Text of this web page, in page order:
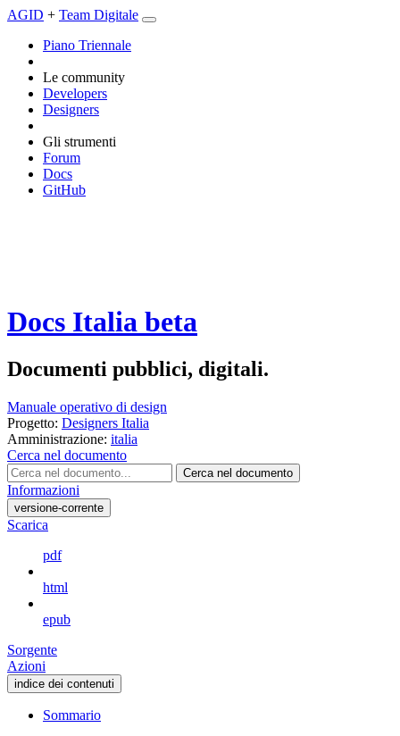
AGID + Team Digitale
Piano Triennale
Le community
Developers
Designers
Gli strumenti
Forum
Docs
GitHub
Docs Italia beta
Documenti pubblici, digitali.
Manuale operativo di design
Progetto: Designers Italia
Amministrazione: italia
Cerca nel documento
Cerca nel documento
Informazioni
versione-corrente
Scarica
pdf
html
epub
Sorgente
Azioni
indice dei contenuti
Sommario